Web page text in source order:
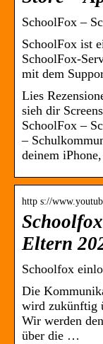
‎SchoolFox –
SchoolFox ist
SchoolFox-
mit dem
Lies
sieh dir
SchoolFox –
–
deinem
http s://
Eltern
Schoolfox
Die
wird zukünftig
Wir werden
über die …